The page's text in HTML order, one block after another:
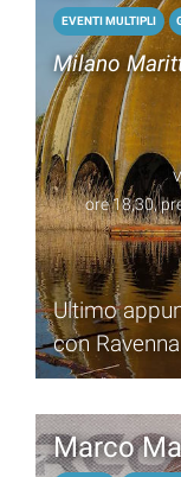
EVENTI MULTIPLI
Milano
ore 18,30,
Ultimo
con
Marco